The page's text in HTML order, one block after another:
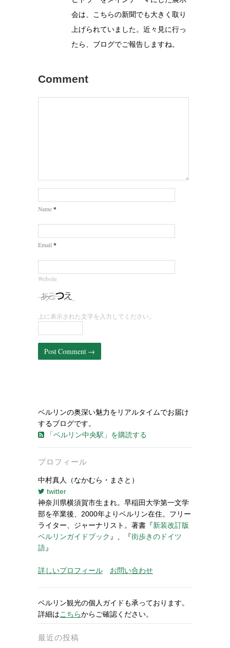
会は、こちらの新聞でも大きく取り
上げられていました。近々見に行っ
たら、ブログでご報告しますね。
Comment
Name *
Email *
Website
上に表示された文字を入力してください。
ベルリンの奥深い魅力をリアルタイムでお届け
するブログです。
「ベルリン中央駅」を購読する
プロフィール
中村真人（なかむら・まさと）
twitter
神奈川県横須賀市生まれ。早稲田大学第一文学
部を卒業後、2000年よりベルリン在住。フリー
ライター、ジャーナリスト。著書『新装改訂版
ベルリンガイドブック 』、『街歩きのドイツ
語』
詳しいプロフィール お問い合わせ
ベルリン観光の個人ガイドも承っております。
詳細はこちらからご確認ください。
最近の投稿